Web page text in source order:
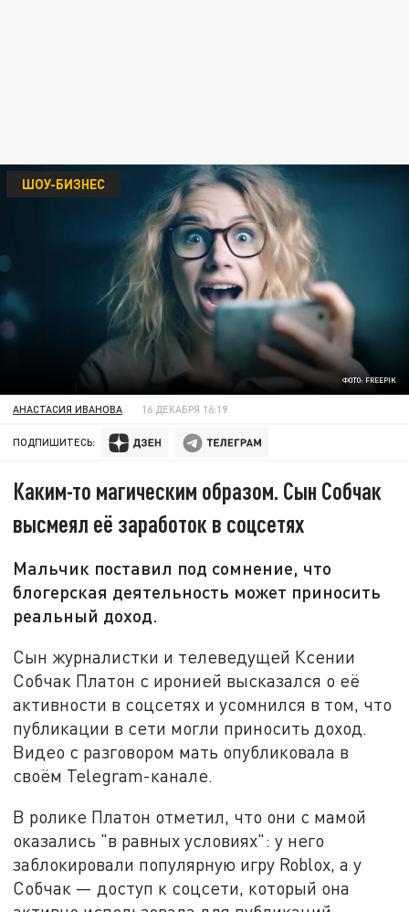
ФОТО: FREEPIK
ШОУ-БИЗНЕС
АНАСТАСИЯ ИВАНОВА 16 ДЕКАБРЯ 16:19
ПОДПИШИТЕСЬ:
Каким-то магическим образом. Сын Собчак
высмеял её заработок в соцсетях
Мальчик поставил под сомнение, что
блогерская деятельность может приносить
реальный доход.
Сын журналистки и телеведущей Ксении
Собчак Платон с иронией высказался о её
активности в соцсетях и усомнился в том, что
публикации в сети могли приносить доход.
Видео с разговором мать опубликовала в
своём Telegram-канале.
В ролике Платон отметил, что они с мамой
оказались "в равных условиях": у него
заблокировали популярную игру Roblox, а у
Собчак — доступ к соцсети, который она